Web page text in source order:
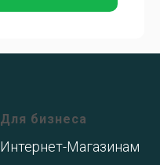
Для бизнеса
Интернет-Магазинам